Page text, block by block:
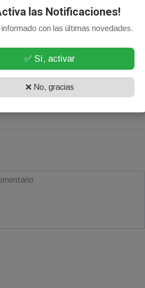
aún!
este artículo.
las Notificaciones!
con las últimas novedades.
✅ Sí, activar
❌ No, gracias